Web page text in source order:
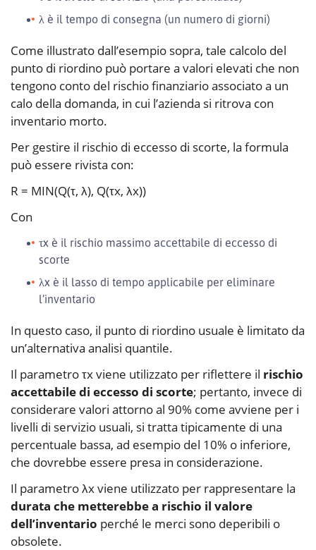
λ è il tempo di consegna (un numero di giorni)
Come illustrato dall’esempio sopra, tale calcolo del
punto di riordino può portare a valori elevati che non
tengono conto del rischio finanziario associato a un
calo della domanda, in cui l’azienda si ritrova con
inventario morto.
Per gestire il rischio di eccesso di scorte, la formula
può essere rivista con:
R = MIN(Q(τ, λ), Q(τx, λx))
Con
τx è il rischio massimo accettabile di eccesso di
scorte
λx è il lasso di tempo applicabile per eliminare
l’inventario
In questo caso, il punto di riordino usuale è limitato da
un’alternativa analisi quantile.
Il parametro τx viene utilizzato per riflettere il rischio
accettabile di eccesso di scorte; pertanto, invece di
considerare valori attorno al 90% come avviene per i
livelli di servizio usuali, si tratta tipicamente di una
percentuale bassa, ad esempio del 10% o inferiore,
che dovrebbe essere presa in considerazione.
Il parametro λx viene utilizzato per rappresentare la
durata che metterebbe a rischio il valore
dell’inventario perché le merci sono deperibili o
obsolete.